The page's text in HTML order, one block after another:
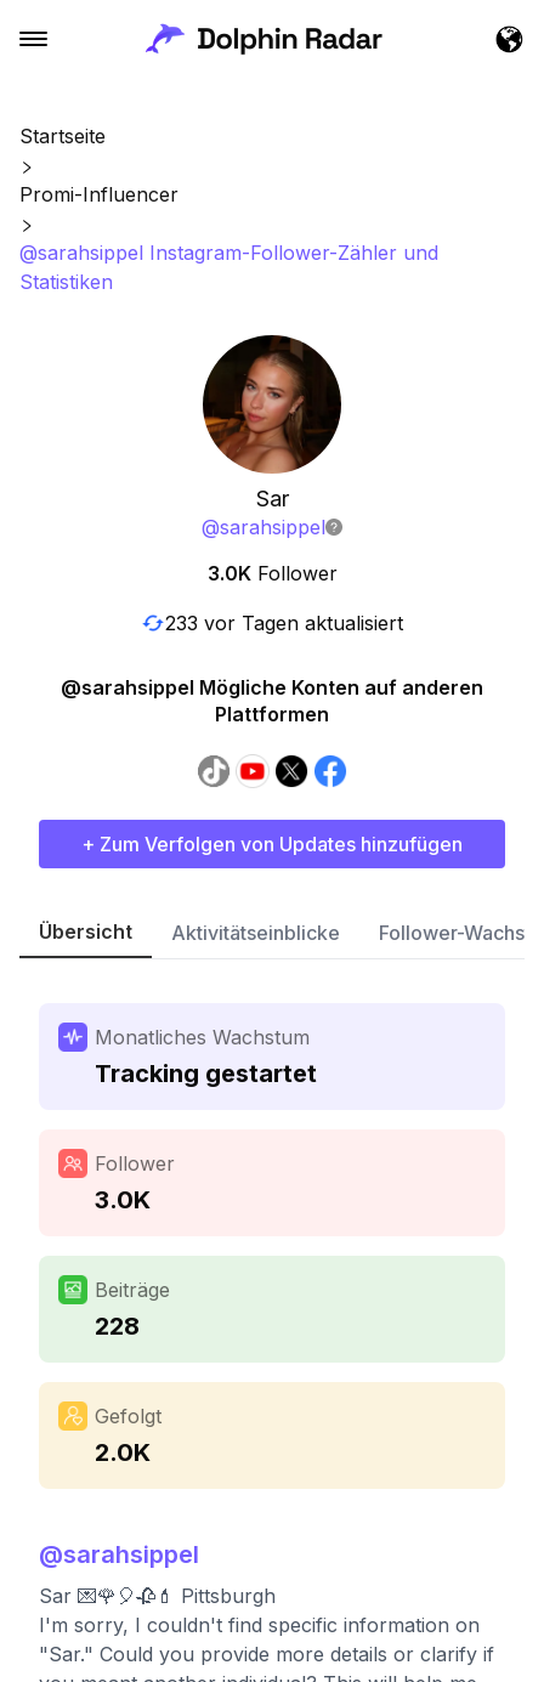
Startseite
Promi-Influencer
@sarahsippel Instagram-Follower-Zähler und
Statistiken
Sar
@sarahsippel
3.0K Follower
233 vor Tagen aktualisiert
@sarahsippel Mögliche Konten auf anderen
Plattformen
+ Zum Verfolgen von Updates hinzufügen
Übersicht Aktivitätseinblicke Follower-
Monatliches Wachstum
Tracking gestartet
Follower
3.0K
Beiträge
228
Gefolgt
2.0K
@sarahsippel
Sar 💌🌹🎈🥀💄 Pittsburgh
I'm sorry, I couldn't find specific information on
"Sar." Could you provide more details or clarify if